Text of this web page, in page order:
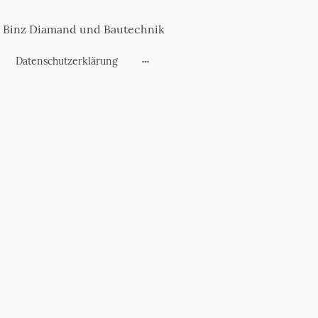
Binz Diamand und Bautechnik
Datenschutzerklärung